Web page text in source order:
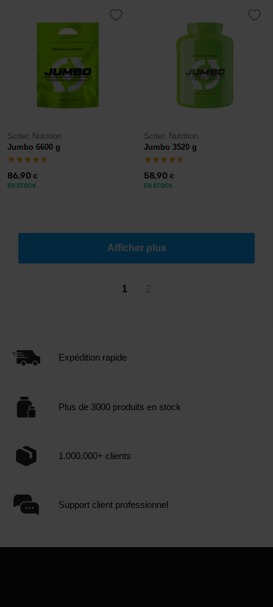
Scitec Nutrition
Jumbo 6600 g
86,90 €
EN STOCK
Scitec Nutrition
Jumbo 3520 g
58,90 €
EN STOCK
Afficher plus
1 2
Expédition rapide
Plus de 3000 produits en stock
1.000.000+ clients
Support client professionnel